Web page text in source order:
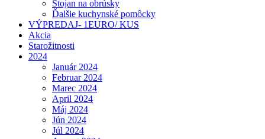
Stojan na obrúsky
Ďalšie kuchynské pomôcky
VÝPREDAJ- 1EURO/ KUS
Akcia
Starožitnosti
2024
Január 2024
Februar 2024
Marec 2024
April 2024
Máj 2024
Jún 2024
Júl 2024